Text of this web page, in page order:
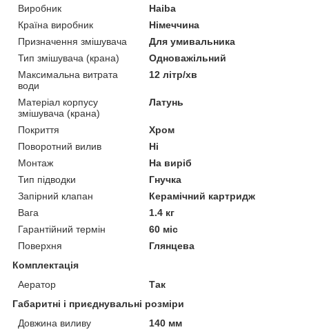
Виробник
Haiba
Країна виробник
Німеччина
Призначення змішувача
Для умивальника
Тип змішувача (крана)
Одноважільний
Максимальна витрата
води
12 літр/хв
Матеріал корпусу
змішувача (крана)
Латунь
Покриття
Хром
Поворотний вилив
Ні
Монтаж
На виріб
Тип підводки
Гнучка
Запірний клапан
Керамічний картридж
Вага
1.4 кг
Гарантійний термін
60 міс
Поверхня
Глянцева
Комплектація
Аератор
Так
Габаритні і приєднувальні розміри
Довжина виливу
140 мм